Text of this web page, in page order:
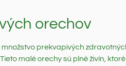
orechov
prekvapivých
malé orechy sú plné živín,